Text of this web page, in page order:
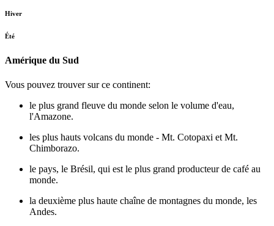
Hiver
Été
Amérique du Sud
Vous pouvez trouver sur ce continent:
le plus grand fleuve du monde selon le volume d'eau,
l'Amazone.
les plus hauts volcans du monde - Mt. Cotopaxi et Mt.
Chimborazo.
le pays, le Brésil, qui est le plus grand producteur de café au
monde.
la deuxième plus haute chaîne de montagnes du monde, les
Andes.